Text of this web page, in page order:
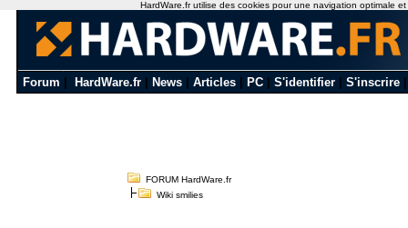
Forum HardWare.fr News Articles PC S'identifier S'inscrire
FORUM HardWare.fr
Wiki smilies
HardWare.fr utilise des cookies pour une navigation optimale